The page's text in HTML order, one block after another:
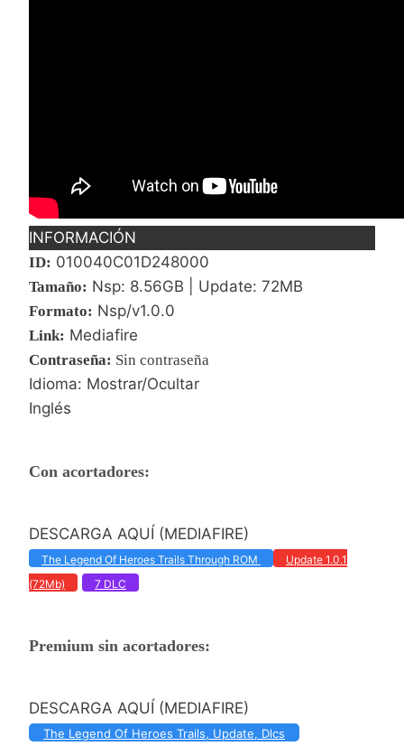
INFORMACIÓN
ID: 010040C01D248000
Tamaño: Nsp: 8.56GB | Update: 72MB
Formato: Nsp/v1.0.0
Link: Mediafire
Contraseña: Sin contraseña
Idioma: Mostrar/Ocultar
Inglés
Con acortadores:
DESCARGA AQUÍ (MEDIAFIRE)
The Legend Of Heroes Trails Through ROM
Update 1.0.1
(72Mb)
7 DLC
Premium sin acortadores:
DESCARGA AQUÍ (MEDIAFIRE)
The Legend Of Heroes Trails, Update, Dlcs